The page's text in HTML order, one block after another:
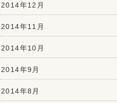
2014年12月
2014年11月
2014年10月
2014年9月
2014年8月